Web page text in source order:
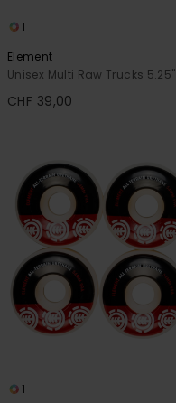
1
Element
Unisex Multi Raw Trucks 5.25"
CHF 39,00
1